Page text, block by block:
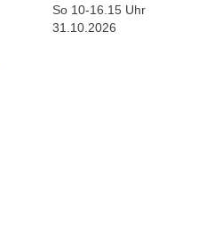
So 10-16.15 Uhr
31.10.2026